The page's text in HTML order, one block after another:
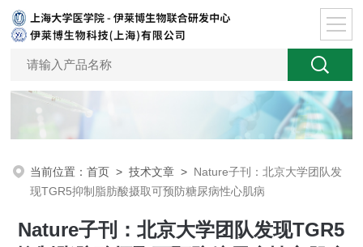
当前位置：首页 >技术文章 > Nature子刊：北京大学团队发
现TGR5抑制脂肪酸摄取可预防糖尿病性心肌病
Nature子刊：北京大学团队发现TGR5